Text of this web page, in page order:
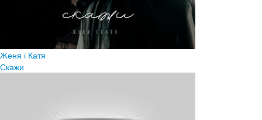
Женя і Катя
Скажи